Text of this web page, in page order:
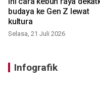
budaya ke Gen Z lewat
kultura
Selasa, 21 Juli 2026
Infografik